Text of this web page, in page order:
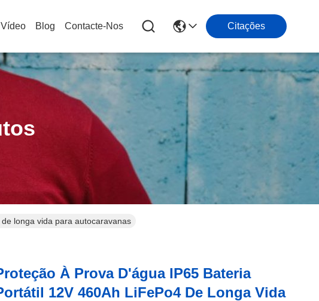
Vídeo Blog Contacte-Nos Citações
longa vida para autocaravanas
À Prova D'água IP65 Bateria
12V 460Ah LiFePo4 De Longa Vida